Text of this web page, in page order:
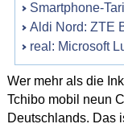
Smartphone-
Aldi Nord: ZTE
real: Microsoft
Wer mehr als die
Tchibo mobil neun
Deutschlands. Das